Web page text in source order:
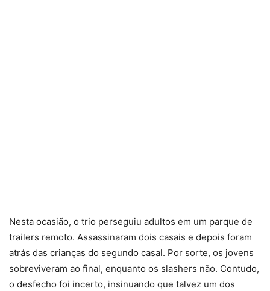
Nesta ocasião, o trio perseguiu adultos em um parque de
trailers remoto. Assassinaram dois casais e depois foram
atrás das crianças do segundo casal. Por sorte, os jovens
sobreviveram ao final, enquanto os slashers não. Contudo,
o desfecho foi incerto, insinuando que talvez um dos